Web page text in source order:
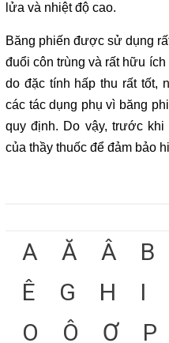
lửa và nhiệt độ cao.
Băng phiến được sử dụng
đuổi côn trùng và rất hữu
do đặc tính hấp thu rất tốt,
các tác dụng phụ vì băng
quy định. Do vậy, trước
của thầy thuốc để đảm bảo
A Ă Â B
Ê
G H I
O
Ô Ơ P